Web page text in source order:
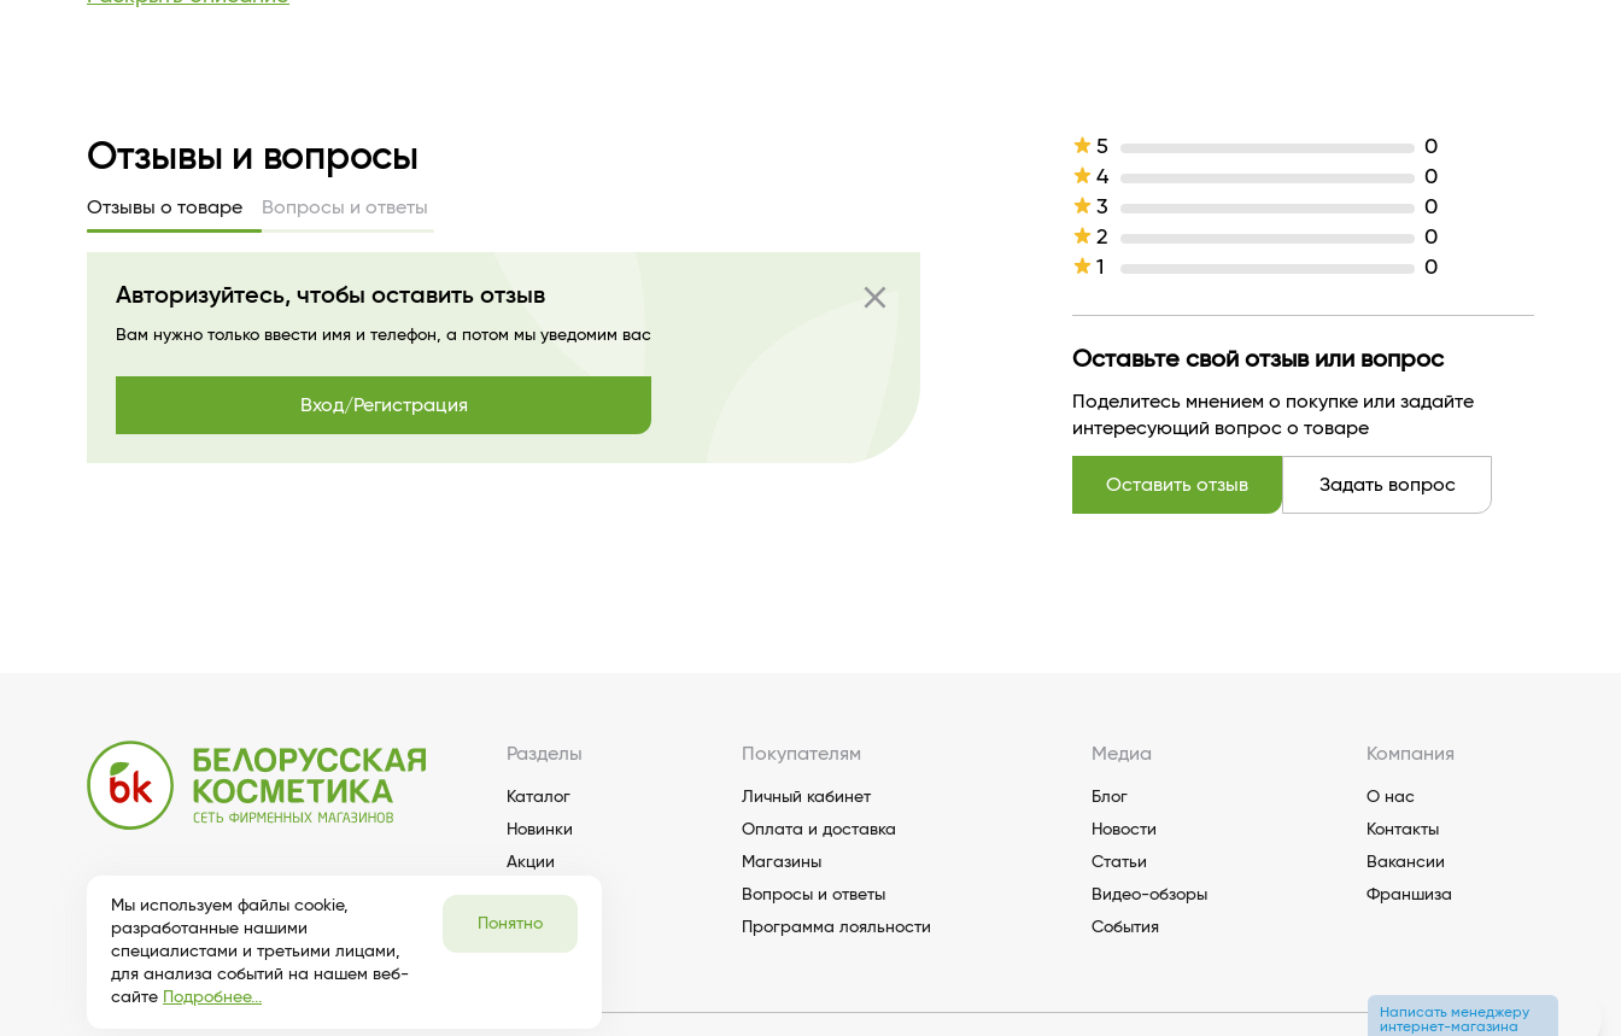
Отзывы и вопросы
Отзывы о товаре Вопросы и ответы
close
Авторизуйтесь, чтобы оставить отзыв
Вам нужно только ввести имя и телефон, а потом мы уведомим вас
Вход/Регистрация
5
0
4
0
3
0
2
0
1
0
Оставьте свой отзыв или вопрос
Поделитесь мнением о покупке или задайте
интересующий вопрос о товаре
Оставить отзыв Задать вопрос
Разделы
Каталог
Новинки
Акции
Покупателям
Личный кабинет
Оплата и доставка
Магазины
Вопросы и ответы
Программа лояльности
Медиа
Блог
Новости
Статьи
Видео-обзоры
События
Компания
О нас
Контакты
Вакансии
Франшиза
Мы используем файлы cookie,
разработанные нашими
специалистами и третьими лицами,
для анализа событий на нашем веб-
сайте Подробнее...
Понятно
Написать менеджеру
интернет-магазина